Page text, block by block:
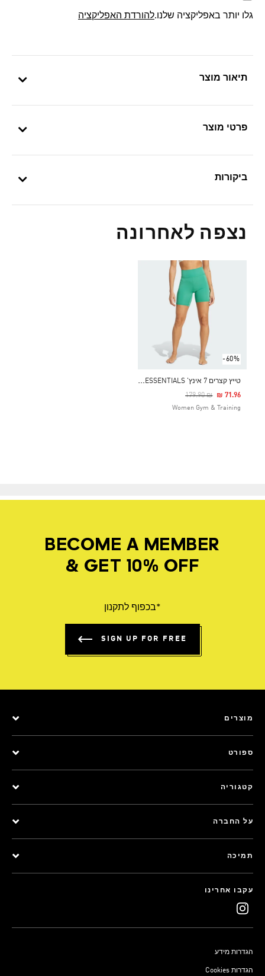
תיאור מוצר
פרטי מוצר
ביקורות
נצפה לאחרונה
-60%
ט
ייץ קצרים 7 אינץ' ALL ME ESSENTIALS
Price Reduced From
₪ 179.90
To ₪ 71.96
Women Gym & Training
גלו יותר באפליקציה שלנו.להורדת האפליקציה
BECOME A MEMBER
& GET 10% OFF
*בכפוף לתקנון
SIGN UP FOR FREE
מוצרים
ספורט
קטגוריה
על החברה
תמיכה
עקבו אחרינו
הגדרות מידע
Cookies הגדרות